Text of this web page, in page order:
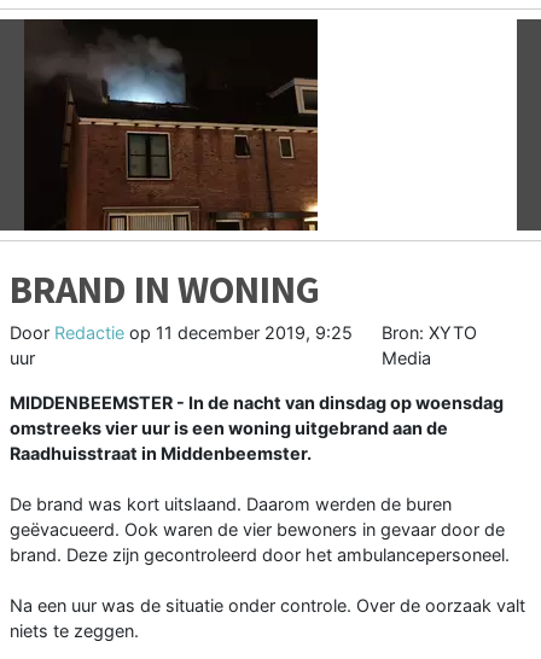
BRAND IN WONING
Door Redactie op 11 december 2019, 9:25
uur
Bron: XYTO
Media
MIDDENBEEMSTER - In de nacht van dinsdag op woensdag
omstreeks vier uur is een woning uitgebrand aan de
Raadhuisstraat in Middenbeemster.
De brand was kort uitslaand. Daarom werden de buren
geëvacueerd. Ook waren de vier bewoners in gevaar door de
brand. Deze zijn gecontroleerd door het ambulancepersoneel.
Na een uur was de situatie onder controle. Over de oorzaak valt
niets te zeggen.